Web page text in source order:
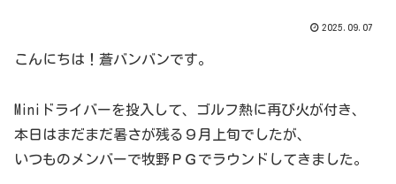
2025.09.07
こんにちは！蒼バンバンです。
Miniドライバーを投入して、ゴルフ熱に再び火が付き、
本日はまだまだ暑さが残る９月上旬でしたが、
いつものメンバーで牧野ＰＧでラウンドしてきました。